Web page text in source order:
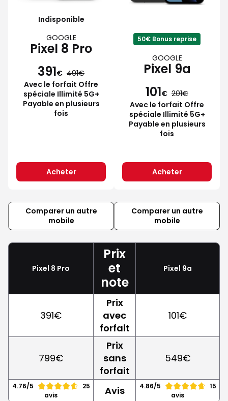
Indisponible
GOOGLE
Pixel 8 Pro
391€ 491
Avec le forfait Offre
spéciale Illimité 5G+
Payable en plusieurs
fois
Acheter
50€ Bonus reprise
GOOGLE
Pixel 9a
101€ 201
Avec le forfait Offre
spéciale Illimité 5G+
Payable en plusieurs
fois
Acheter
Comparer un autre
mobile
Comparer un autre
mobile
Pixel 8 Pro
Prix
et
note
Pixel 9a
391€
Prix
avec
forfait
101€
799€
Prix
sans
forfait
549€
4.76/5
25
avis
Avis 4.86/5
15
avis